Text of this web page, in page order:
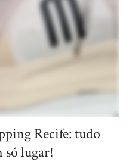
Recife: tudo
só lugar!